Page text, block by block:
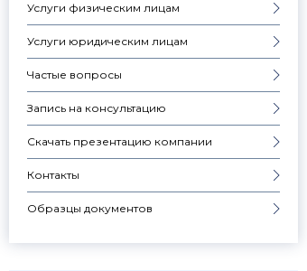
Услуги физическим лицам
Услуги юридическим лицам
Частые вопросы
Запись на консультацию
Скачать презентацию компании
Контакты
Образцы документов